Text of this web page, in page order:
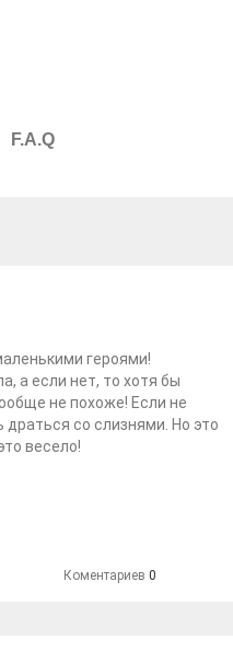
F.A.Q
героями!
а если нет, то хотя бы
не похоже! Если не
со слизнями. Но это
весело!
Коментариев 0